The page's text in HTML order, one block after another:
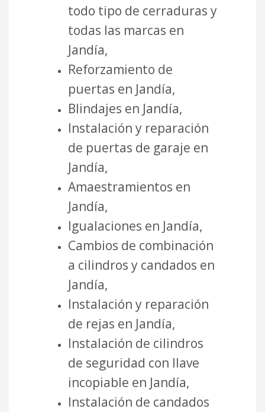
todo tipo de cerraduras y
todas las marcas en
Jandía,
Reforzamiento de
puertas en Jandía,
Blindajes en Jandía,
Instalación y reparación
de puertas de garaje en
Jandía,
Amaestramientos en
Jandía,
Igualaciones en Jandía,
Cambios de combinación
a cilindros y candados en
Jandía,
Instalación y reparación
de rejas en Jandía,
Instalación de cilindros
de seguridad con llave
incopiable en Jandía,
Instalación de candados